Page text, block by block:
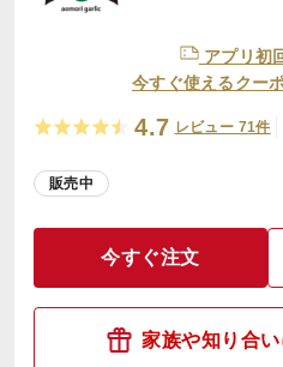
アプリ初
今すぐ使えるクー
4.7 レビュー 71件
販売中
今すぐ注文
家族や知り合